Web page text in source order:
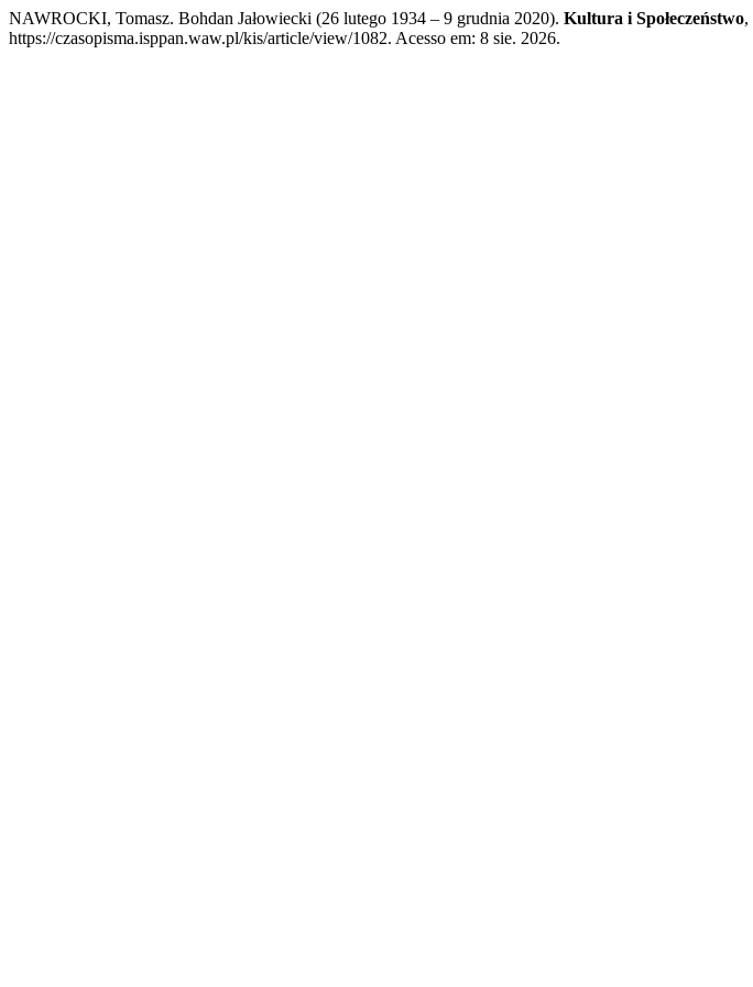
NAWROCKI, Tomasz. Bohdan Jałowiecki (26 lutego 1934 – 9 grudnia 2020). Kultura i Społeczeństwo,
https://czasopisma.isppan.waw.pl/kis/article/view/1082. Acesso em: 8 sie. 2026.